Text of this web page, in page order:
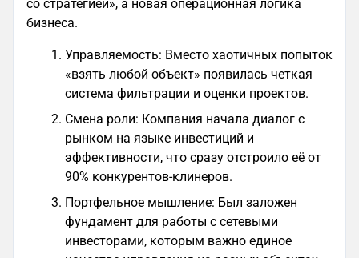
со стратегией», а новая операционная логика
бизнеса.
Управляемость: Вместо хаотичных попыток
«взять любой объект» появилась четкая
система фильтрации и оценки проектов.
Смена роли: Компания начала диалог с
рынком на языке инвестиций и
эффективности, что сразу отстроило её от
90% конкурентов-клинеров.
Портфельное мышление: Был заложен
фундамент для работы с сетевыми
инвесторами, которым важно единое